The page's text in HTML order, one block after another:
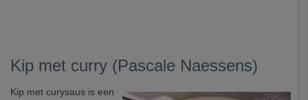
Kip met curry (Pascale Naessens)
Kip met curysaus is een